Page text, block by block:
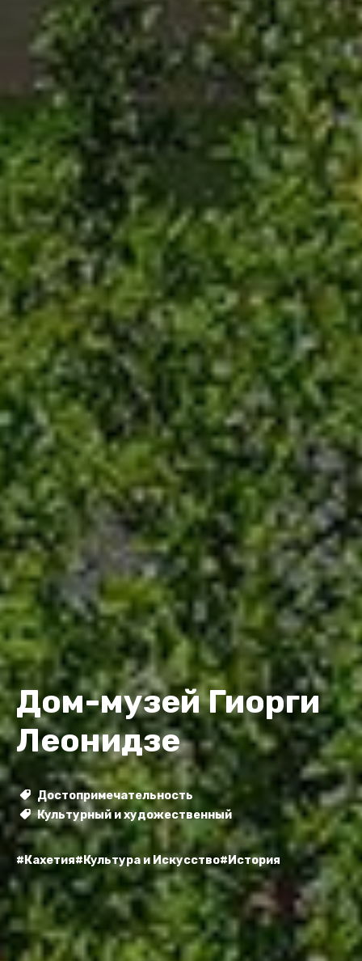
Дом-музей Гиорги
Леонидзе
Достопримечательность
Культурный и художественный
#Кахетия#Культура и Искусство#История